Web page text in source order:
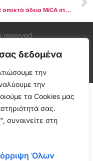
δεδομένα
την
την
τα Cookies μας
σας.
συναινείτε στη
Όλων
Η Bybit αποκτά άδεια MiCA στην Αυστρία και εγκαινιάζει την ευρωπαϊκή της έδρα στη Βιέννη
reserved